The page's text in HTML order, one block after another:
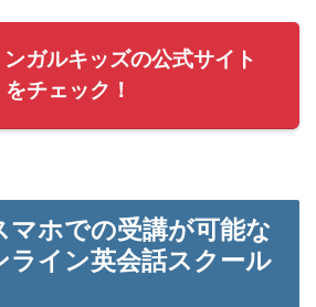
ガルキッズの公式サイト
をチェック！
マホでの受講が可能な
ライン英会話スクール